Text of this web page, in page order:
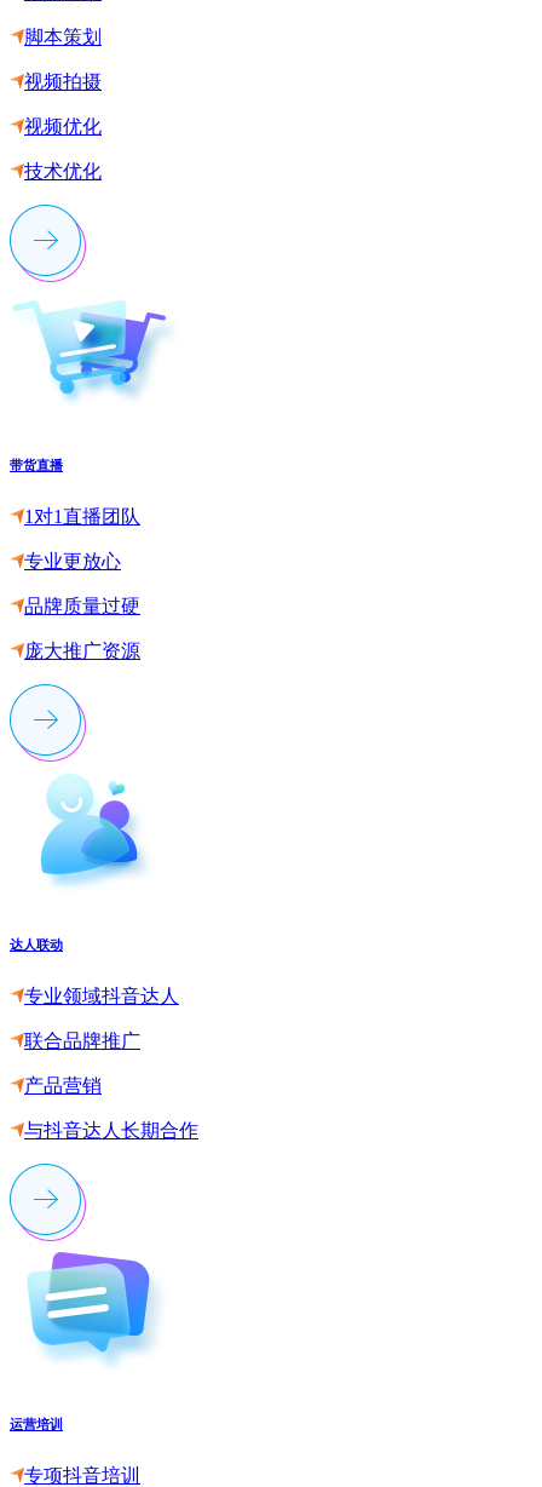
脚本策划
视频拍摄
视频优化
技术优化
带货直播
1对1直播团队
专业更放心
品牌质量过硬
庞大推广资源
达人联动
专业领域抖音达人
联合品牌推广
产品营销
与抖音达人长期合作
运营培训
专项抖音培训